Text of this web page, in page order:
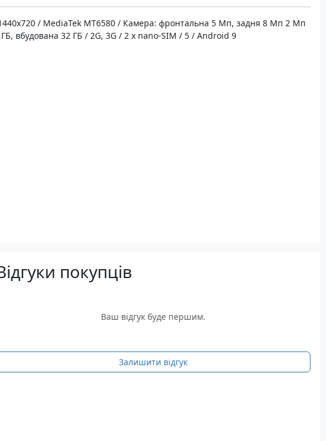
/ MediaTek MT6580 / Камера: фронтальна 5 Мп, задня 8 Мп 2 Мп
вбудована 32 ГБ / 2G, 3G / 2 х nano-SIM / 5 / Android 9
покупців
Ваш відгук буде першим.
Залишити відгук